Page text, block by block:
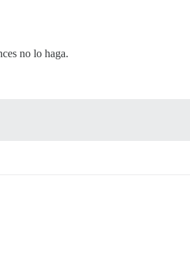
no lo haga.